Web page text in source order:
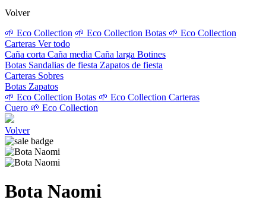
Volver
🌱 Eco Collection 🌱 Eco Collection Botas 🌱 Eco Collection
Carteras Ver todo
Caña corta Caña media Caña larga Botines
Botas Sandalias de fiesta Zapatos de fiesta
Carteras Sobres
Botas Zapatos
🌱 Eco Collection Botas 🌱 Eco Collection Carteras
Cuero 🌱 Eco Collection
Volver
Bota Naomi